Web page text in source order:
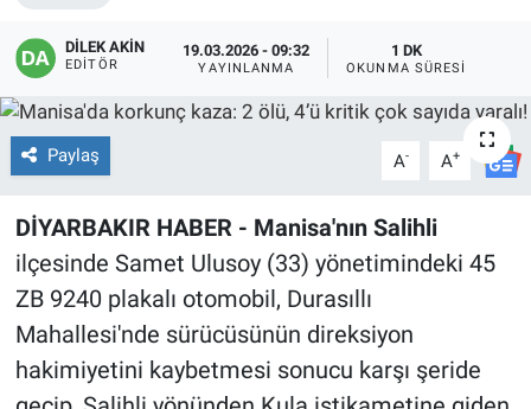
DİLEK AKİN
EDITÖR
19.03.2026 - 09:32
YAYINLANMA
1 DK
OKUNMA SÜRESI
Paylaş A- A+
DİYARBAKIR HABER - Manisa'nın Salihli
ilçesinde Samet Ulusoy (33) yönetimindeki 45
ZB 9240 plakalı otomobil, Durasıllı
Mahallesi'nde sürücüsünün direksiyon
hakimiyetini kaybetmesi sonucu karşı şeride
ÖZEL HABER
POLİTİKA
SPOR
TEKNOLOJİ